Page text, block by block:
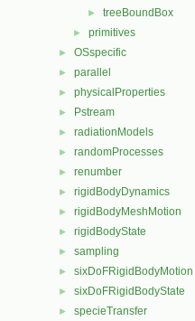
► treeBoundBox
► primitives
► OSspecific
► parallel
► physicalProperties
► Pstream
► radiationModels
► randomProcesses
► renumber
► rigidBodyDynamics
► rigidBodyMeshMotion
► rigidBodyState
► sampling
► sixDoFRigidBodyMotion
► sixDoFRigidBodyState
► specieTransfer